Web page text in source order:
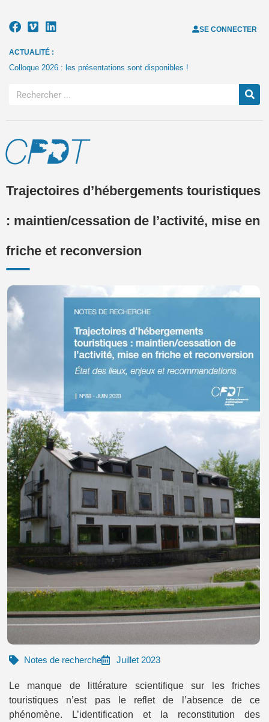
SE CONNECTER
ACTUALITÉ :
Colloque 2026 : les présentations sont disponibles !
Trajectoires d’hébergements touristiques
: maintien/cessation de l’activité, mise en
friche et reconversion
Notes de recherche Juillet 2023
Le manque de littérature scientifique sur les friches
touristiques n’est pas le reflet de l’absence de ce
phénomène. L’identification et la reconstitution des